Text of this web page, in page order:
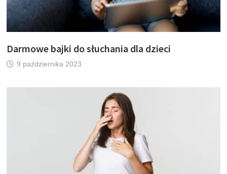
Darmowe bajki do słuchania dla dzieci
9 października 2023